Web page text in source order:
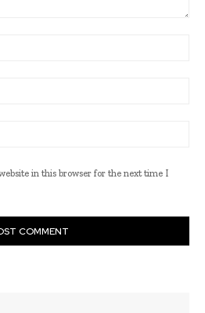
in this browser for the next time I